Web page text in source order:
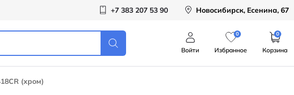
+7 383 207 53 90 Новосибирск, Есенина, 67
Войти
0
Избранное
0
Корзина
(хром)